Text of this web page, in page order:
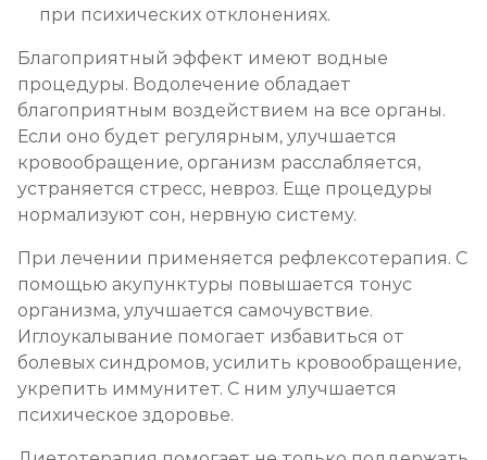
при психических отклонениях.
Благоприятный эффект имеют водные
процедуры. Водолечение обладает
благоприятным воздействием на все органы.
Если оно будет регулярным, улучшается
кровообращение, организм расслабляется,
устраняется стресс, невроз. Еще процедуры
нормализуют сон, нервную систему.
При лечении применяется рефлексотерапия. С
помощью акупунктуры повышается тонус
организма, улучшается самочувствие.
Иглоукалывание помогает избавиться от
болевых синдромов, усилить кровообращение,
укрепить иммунитет. С ним улучшается
психическое здоровье.